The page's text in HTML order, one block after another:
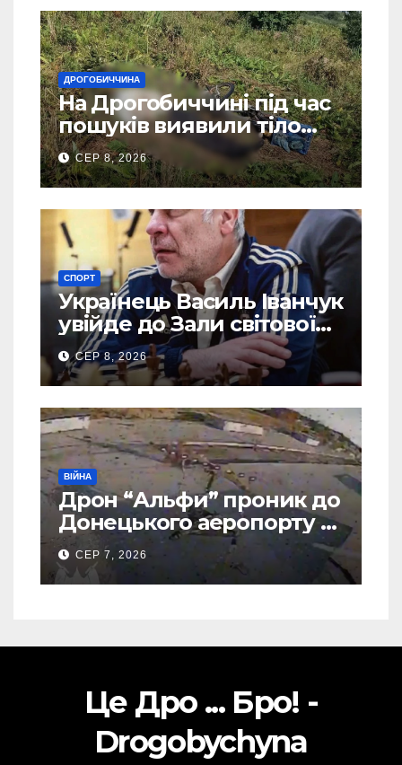
ДРОГОБИЧЧИНА
На Дрогобиччині під час
пошуків виявили тіло
зниклого чоловіка
СЕР 8, 2026
СПОРТ
Українець Василь Іванчук
увійде до Зали світової
шахової слави
СЕР 8, 2026
ВІЙНА
Дрон “Альфи” проник до
Донецького аеропорту та
спалив “Шахед” ще до
запуску
СЕР 7, 2026
Це Дро ... Бро! -
Drogobychyna